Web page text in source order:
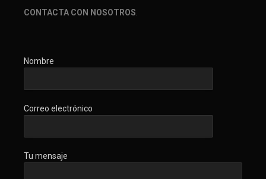
CONTACTA CON NOSOTROS
Nombre
Correo electrónico
Tu mensaje